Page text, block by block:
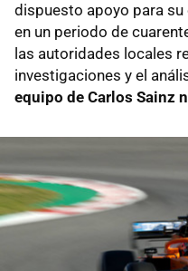
dispuesto apoyo para su
en un periodo de
las autoridades locales
investigaciones y el
equipo de Carlos Sainz